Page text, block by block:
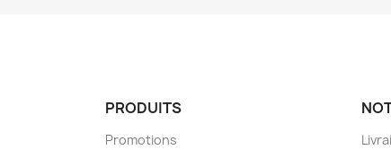
PRODUITS
Promotions